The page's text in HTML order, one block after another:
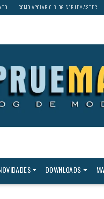
COMO APOIAR O BLOG SPRUEMASTER
DOWNLOADS